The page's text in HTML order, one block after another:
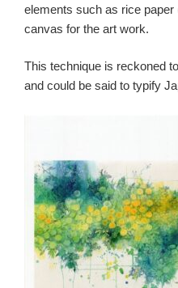
elements such as rice
canvas for the art work.
This technique is reckoned
and could be said to typify